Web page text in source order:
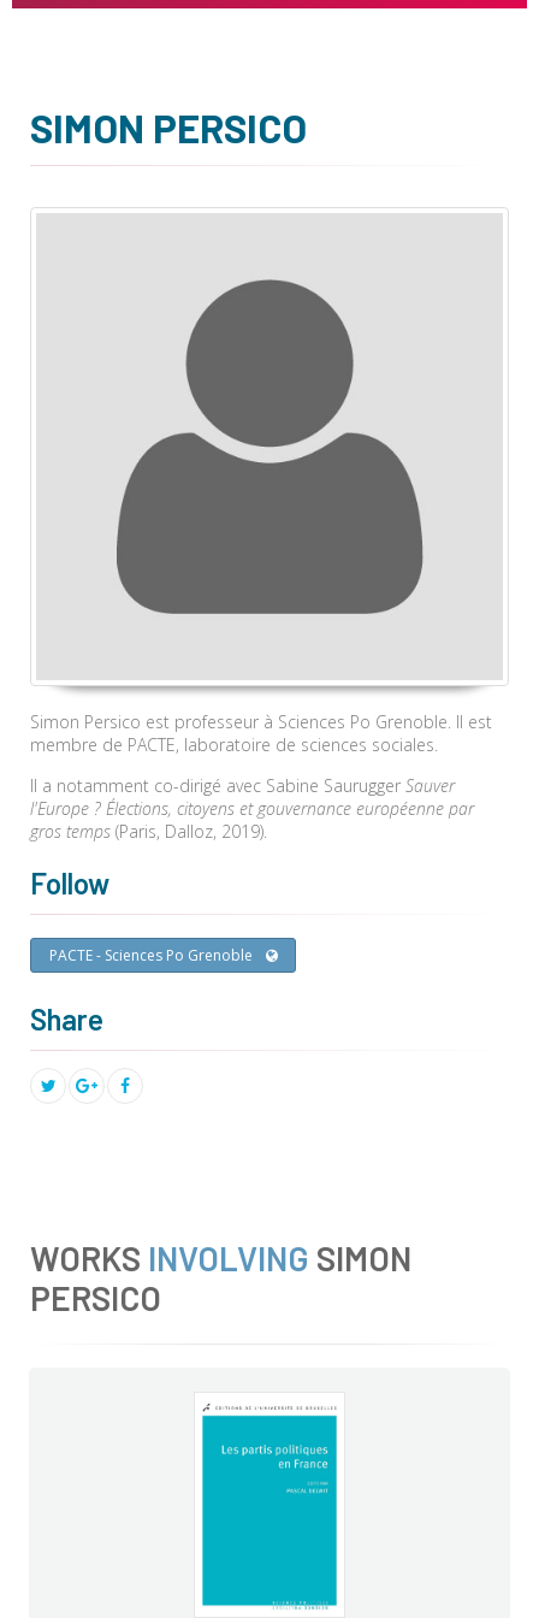
SIMON PERSICO
Simon Persico est professeur à Sciences Po Grenoble. Il est
membre de PACTE, laboratoire de sciences sociales.
Il a notamment co-dirigé avec Sabine Saurugger Sauver
l'Europe ? Élections, citoyens et gouvernance européenne par
gros temps (Paris, Dalloz, 2019).
Follow
PACTE - Sciences Po Grenoble
Share
WORKS INVOLVING SIMON
PERSICO
e